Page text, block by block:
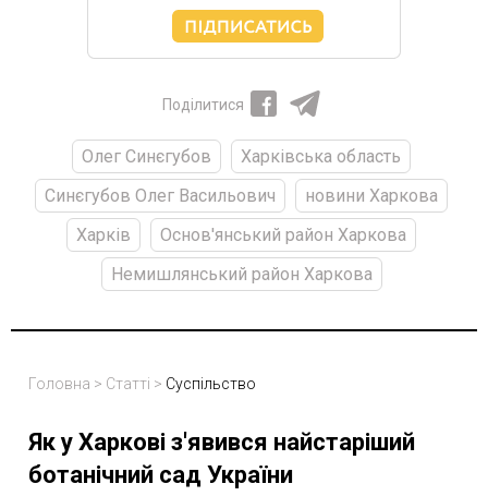
Поділитися
Олег Синєгубов
Харківська область
Синєгубов Олег Васильович
новини Харкова
Харків
Основ'янський район Харкова
Немишлянський район Харкова
Головна > Статті > Суспільство
Як у Харкові з'явився найстаріший
ботанічний сад України